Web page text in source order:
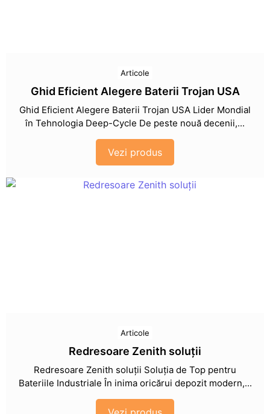
Articole
Ghid Eficient Alegere Baterii Trojan USA
Ghid Eficient Alegere Baterii Trojan USA Lider Mondial
în Tehnologia Deep-Cycle De peste nouă decenii,...
Vezi produs
Articole
Redresoare Zenith soluții
Redresoare Zenith soluții Soluția de Top pentru
Bateriile Industriale În inima oricărui depozit modern,...